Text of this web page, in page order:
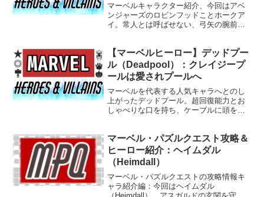
マーベルキャラクター紹介、今回はアベ
ンジャーズのロビンフッドことホークア
イ。常人とは呼ばせない、弓矢の腕前と
【マーベルヒーロー】デッドプー
ル（Deadpool）：クレイジープ
ールは愛されプールへ
マーベルを代表する人気キャラへとのし
上がったデッドプール。超回復能力とお
しゃべりな口を持ち、ケーブルに頭を吹
訳コミックが出版されすぎて怖い。
マーベル・パズルクエスト攻略＆
ヒーロー紹介：ヘイムダル
（Heimdall）
マーベル・パズルクエストの攻略情報キ
ャラ紹介編：今回はヘイムダル